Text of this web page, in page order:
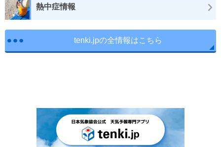
熱中症情報
tenki.jpの全情報はこちら